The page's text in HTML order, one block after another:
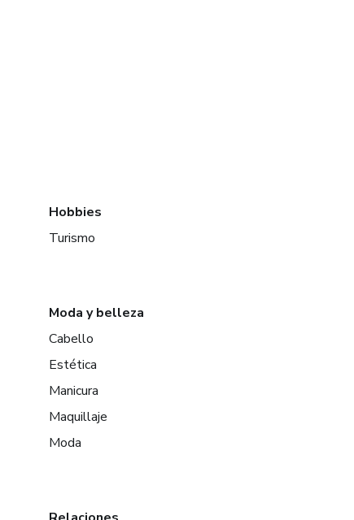
Hobbies
Turismo
Moda y belleza
Cabello
Estética
Manicura
Maquillaje
Moda